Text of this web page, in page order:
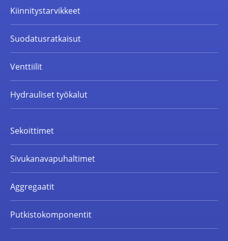
Kiinnitystarvikkeet
Suodatusratkaisut
Venttiilit
Hydrauliset työkalut
Sekoittimet
Sivukanavapuhaltimet
Aggregaatit
Putkistokomponentit